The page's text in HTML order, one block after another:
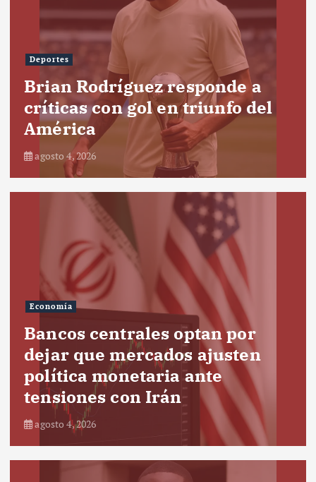
Deportes
Brian Rodríguez responde a
críticas con gol en triunfo del
América
agosto 4, 2026
Economía
Bancos centrales optan por
dejar que mercados ajusten
política monetaria ante
tensiones con Irán
agosto 4, 2026